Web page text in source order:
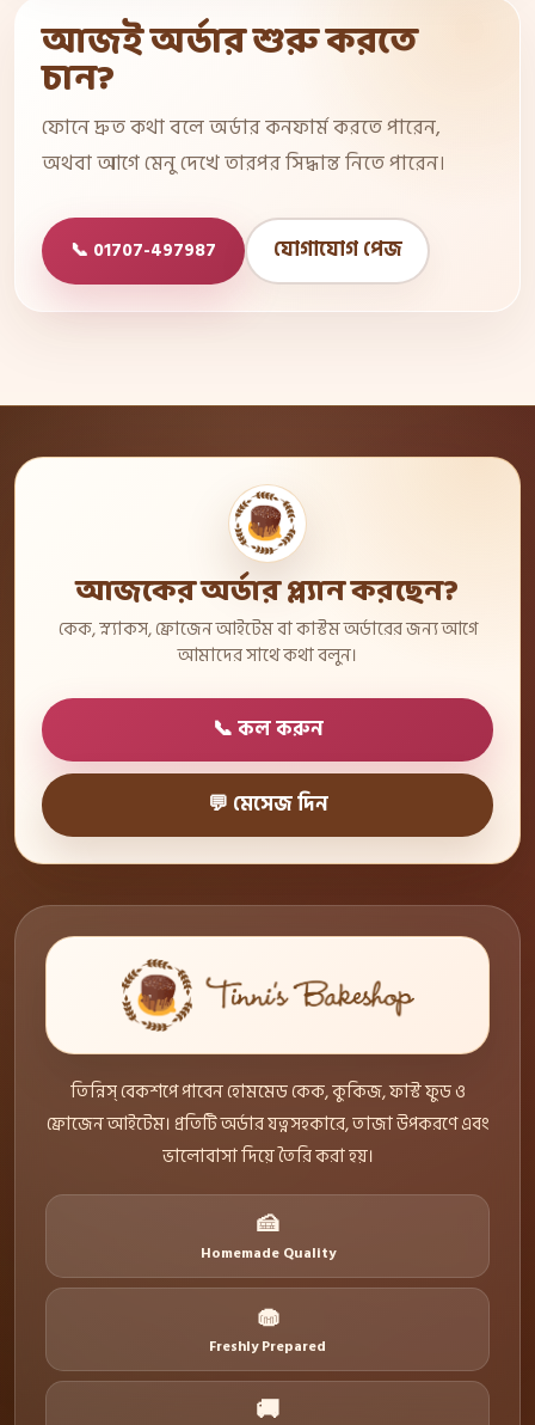
আজই অর্ডার শুরু করতে
চান?
ফোনে দ্রুত কথা বলে অর্ডার কনফার্ম করতে পারেন,
অথবা আগে মেনু দেখে তারপর সিদ্ধান্ত নিতে পারেন।
📞 01707-497987 যোগাযোগ পেজ
আজকের অর্ডার প্ল্যান করছেন?
কেক, স্ন্যাকস, ফ্রোজেন আইটেম বা কাস্টম অর্ডারের জন্য আগে
আমাদের সাথে কথা বলুন।
📞 কল করুন
💬 মেসেজ দিন
তিন্নিস্ বেকশপে পাবেন হোমমেড কেক, কুকিজ, ফাস্ট ফুড ও
ফ্রোজেন আইটেম। প্রতিটি অর্ডার যত্নসহকারে, তাজা উপকরণে এবং
ভালোবাসা দিয়ে তৈরি করা হয়।
🍰
Homemade Quality
🧁
Freshly Prepared
🚚